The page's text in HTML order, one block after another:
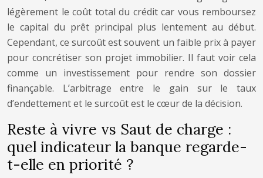
légèrement le coût total du crédit car vous remboursez
le capital du prêt principal plus lentement au début.
Cependant, ce surcoût est souvent un faible prix à payer
pour concrétiser son projet immobilier. Il faut voir cela
comme un investissement pour rendre son dossier
finançable. L’arbitrage entre le gain sur le taux
d’endettement et le surcoût est le cœur de la décision.
Reste à vivre vs Saut de charge :
quel indicateur la banque regarde-
t-elle en priorité ?